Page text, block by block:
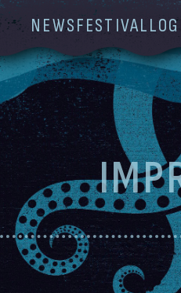
NEWSFESTIVAL